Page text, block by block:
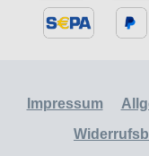
Impressum